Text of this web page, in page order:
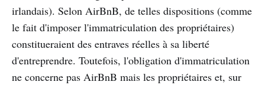
irlandais). Selon AirBnB, de telles dispositions (comme
le fait d'imposer l'immatriculation des propriétaires)
constitueraient des entraves réelles à sa liberté
d'entreprendre. Toutefois, l'obligation d'immatriculation
ne concerne pas AirBnB mais les propriétaires et, sur